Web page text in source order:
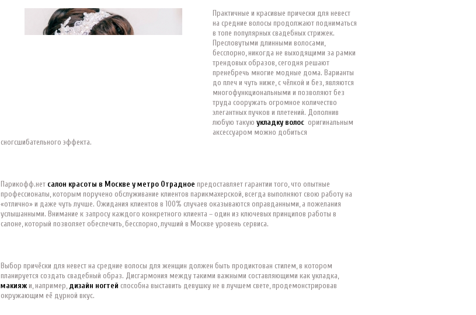
Практичные и красивые прически для невест
на средние волосы продолжают подниматься
в топе популярных свадебных стрижек.
Пресловутыми длинными волосами,
бесспорно, никогда не выходящими за рамки
трендовых образов, сегодня решают
пренебречь многие модные дома. Варианты
до плеч и чуть ниже, с чёлкой и без, являются
многофункциональными и позволяют без
труда сооружать огромное количество
элегантных пучков и плетений. Дополнив
любую такую укладку волос оригинальным
аксессуаром можно добиться
сногсшибательного эффекта.
Парикофф.нет салон красоты в Москве у метро Отрадное предоставляет гарантии того, что опытные
профессионалы, которым поручено обслуживание клиентов парикмахерской, всегда выполняют свою работу на
«отлично» и даже чуть лучше. Ожидания клиентов в 100% случаев оказываются оправданными, а пожелания
услышанными. Внимание к запросу каждого конкретного клиента – один из ключевых принципов работы в
салоне, который позволяет обеспечить, бесспорно, лучший в Москве уровень сервиса.
Выбор причёски для невест на средние волосы для женщин должен быть продиктован стилем, в котором
планируется создать свадебный образ. Дисгармония между такими важными составляющими как укладка,
макияж и, например, дизайн ногтей способна выставить девушку не в лучшем свете, продемонстрировав
окружающим её дурной вкус.